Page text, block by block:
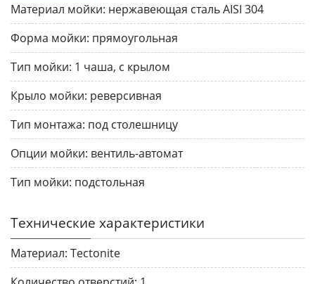
Материал мойки: нержавеющая сталь AISI 304
Форма мойки: прямоугольная
Тип мойки: 1 чаша, с крылом
Крыло мойки: реверсивная
Тип монтажа: под столешницу
Опции мойки: вентиль-автомат
Тип мойки: подстольная
Технические характеристики
Материал: Tectonite